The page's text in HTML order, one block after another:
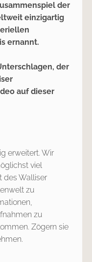
der
einzigartig
ernannt.
der
auf dieser
erweitert. Wir
viel
des Walliser
zu
zu
Zögern sie